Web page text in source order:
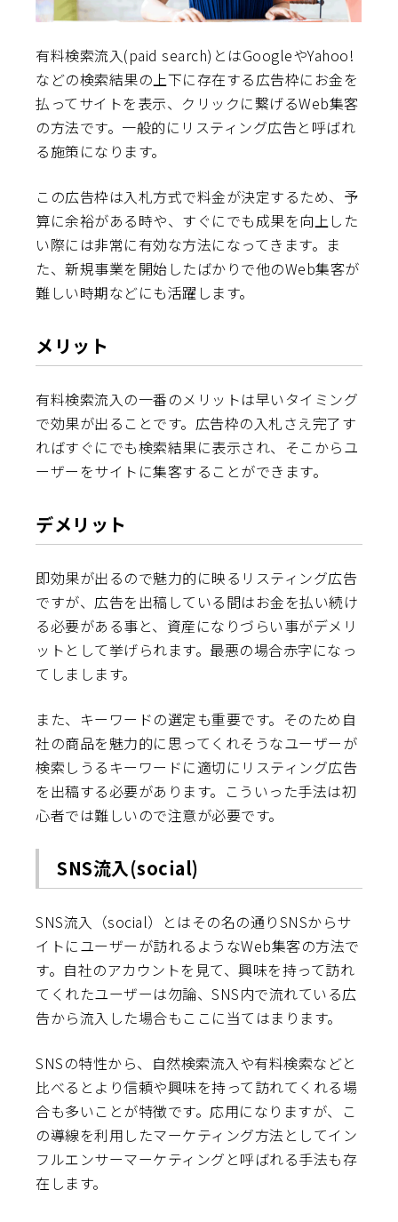
有料検索流入(paid search)とはGoogleやYahoo!
などの検索結果の上下に存在する広告枠にお金を
払ってサイトを表示、クリックに繋げるWeb集客
の方法です。一般的にリスティング広告と呼ばれ
る施策になります。
この広告枠は入札方式で料金が決定するため、予
算に余裕がある時や、すぐにでも成果を向上した
い際には非常に有効な方法になってきます。ま
た、新規事業を開始したばかりで他のWeb集客が
難しい時期などにも活躍します。
メリット
有料検索流入の一番のメリットは早いタイミング
で効果が出ることです。広告枠の入札さえ完了す
ればすぐにでも検索結果に表示され、そこからユ
ーザーをサイトに集客することができます。
デメリット
即効果が出るので魅力的に映るリスティング広告
ですが、広告を出稿している間はお金を払い続け
る必要がある事と、資産になりづらい事がデメリ
ットとして挙げられます。最悪の場合赤字になっ
てしまします。
また、キーワードの選定も重要です。そのため自
社の商品を魅力的に思ってくれそうなユーザーが
検索しうるキーワードに適切にリスティング広告
を出稿する必要があります。こういった手法は初
心者では難しいので注意が必要です。
SNS流入(social)
SNS流入（social）とはその名の通りSNSからサ
イトにユーザーが訪れるようなWeb集客の方法で
す。自社のアカウントを見て、興味を持って訪れ
てくれたユーザーは勿論、SNS内で流れている広
告から流入した場合もここに当てはまります。
SNSの特性から、自然検索流入や有料検索などと
比べるとより信頼や興味を持って訪れてくれる場
合も多いことが特徴です。応用になりますが、こ
の導線を利用したマーケティング方法としてイン
フルエンサーマーケティングと呼ばれる手法も存
在します。